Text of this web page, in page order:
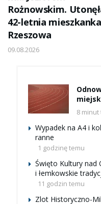
Rożnowskim.
42-letnia mieszkanka
Rzeszowa
09.08.2026
8 minut
Wypadek na A4 i
ranne
1 godzinę temu
Święto Kultury nad
i łemkowskie
11 godzin temu
Zlot Historyczno-